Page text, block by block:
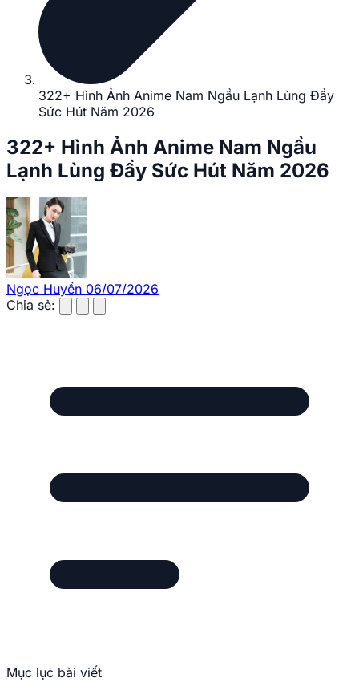
322+ Hình Ảnh Anime Nam Ngầu Lạnh Lùng Đầy
Sức Hút Năm 2026
322+ Hình Ảnh Anime Nam Ngầu
Lạnh Lùng Đầy Sức Hút Năm 2026
Ngọc Huyền 06/07/2026
Chia sẻ:
Mục lục bài viết